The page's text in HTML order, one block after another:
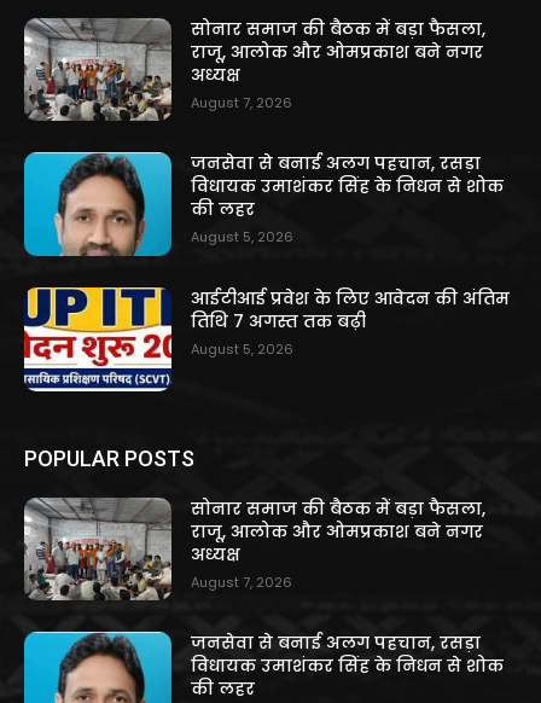
सोनार समाज की बैठक में बड़ा फैसला,
राजू, आलोक और ओमप्रकाश बने नगर
अध्यक्ष
August 7, 2026
जनसेवा से बनाई अलग पहचान, रसड़ा
विधायक उमाशंकर सिंह के निधन से शोक
की लहर
August 5, 2026
आईटीआई प्रवेश के लिए आवेदन की अंतिम
तिथि 7 अगस्त तक बढ़ी
August 5, 2026
POPULAR POSTS
सोनार समाज की बैठक में बड़ा फैसला,
राजू, आलोक और ओमप्रकाश बने नगर
अध्यक्ष
August 7, 2026
जनसेवा से बनाई अलग पहचान, रसड़ा
विधायक उमाशंकर सिंह के निधन से शोक
की लहर